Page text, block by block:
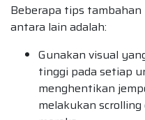
Beberapa tips
antara lain adalah:
Gunakan visual
tinggi pada setiap
menghentikan
melakukan